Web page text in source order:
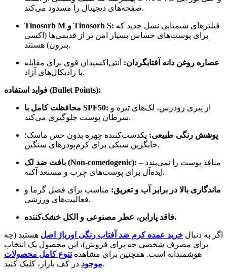
صفحه‌های دیجیتال را مسدود می‌کند.
Tinosorb M و Tinosorb S:
برای پوست‌های حساس بسیار امن تر از قدیمی‌ها (اکسی
بنزون) هستند.
عصاره روغن دانه آفتابگردان: آنتی‌اکسیدان قوی برای مقابله
با رادیکال‌های آزاد.
فواید استفاده (Bullet Points):
محافظت کامل با SPF50:
سرطان پوست جلوگیری می‌کند.
پوشش رنگی طبیعی: یکدست‌کننده چهره بدون حس ماسک؛
جایگزین سبکی برای کرم‌پودرهای سنگین.
بافت ضد لک (Non-comedogenic):
ایده‌آل برای پوست‌های چرب و مستعد آکنه.
ماندگاری بالا در برابر آب و تعریق: مناسب برای فصل گرما و
فعالیت‌های ورزشی.
فاقد پارابن، عطر مصنوعی و الکل خشک‌کننده.
اگر به دنبال خرید عمده کرم ضد آفتاب رنگی اوریاژ اصل هستید (چه
برای مصرف شخصی چه برای فروش)، این محصول یک انتخاب
هوشمندانه است. همچنین برای مشاهدهتنوع کامل محصولات
موجوددر کف بازار، کلیک کنید.